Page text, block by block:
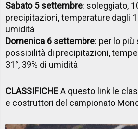
Sabato 5 settembre: soleggiato,
precipitazioni, temperature dagli
umidità
Domenica 6 settembre: per lo più
possibilità di precipitazioni,
31°, 39% di umidità
CLASSIFICHEA questo link le
e costruttori del campionato